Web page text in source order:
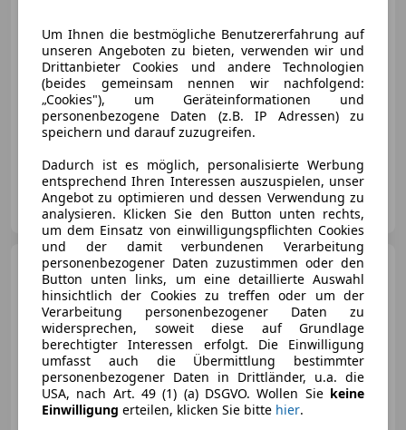
02/2024 82 000 km
Elektro/Diesel
245 kW (333 PS)
Rudi Lins Gesellschaft m.b.H. & Co. KG
AT-6830 Rankweil
Mercedes-Benz CLA 220
Shooting Brake CLA 220 d 4Matic
€ 28 890
Um Ihnen die bestmögliche Benutzererfahrung auf
unseren Angeboten zu bieten, verwenden wir und
Drittanbieter Cookies und andere Technologien
(beides gemeinsam nennen wir nachfolgend:
„Cookies"), um Geräteinformationen und
personenbezogene Daten (z.B. IP Adressen) zu
speichern und darauf zuzugreifen.
Dadurch ist es möglich, personalisierte Werbung
entsprechend Ihren Interessen auszuspielen, unser
Angebot zu optimieren und dessen Verwendung zu
analysieren. Klicken Sie den Button unten rechts,
um dem Einsatz von einwilligungspflichten Cookies
und der damit verbundenen Verarbeitung
personenbezogener Daten zuzustimmen oder den
Button unten links, um eine detaillierte Auswahl
hinsichtlich der Cookies zu treffen oder um der
Verarbeitung personenbezogener Daten zu
widersprechen, soweit diese auf Grundlage
berechtigter Interessen erfolgt. Die Einwilligung
umfasst auch die Übermittlung bestimmter
personenbezogener Daten in Drittländer, u.a. die
USA, nach Art. 49 (1) (a) DSGVO. Wollen Sie keine
Einwilligung erteilen, klicken Sie bitte hier.